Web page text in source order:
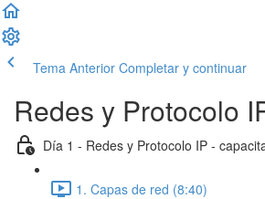
Tema Anterior Completar y continuar
Redes y Protocolo
Día 1 - Redes y Protocolo IP -
1. Capas de red (8:40)